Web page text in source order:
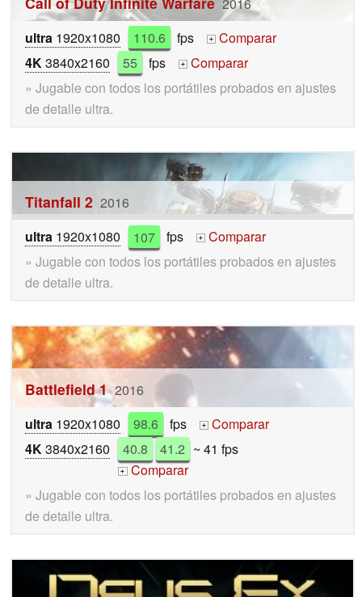
ultra 1920x1080 110.6 fps +
Comparar
4K3840x2160 55 fps +
Comparar
» Jugable con todos los portátiles probados en ajustes
de detalle ultra.
Titanfall 2 2016
ultra 1920x1080 107 fps +
Comparar
» Jugable con todos los portátiles probados en ajustes
de detalle ultra.
Battlefield 1 2016
ultra 1920x1080 98.6 fps +
Comparar
4K3840x2160 40.8 41.2 ~ 41 fps
+ Comparar
» Jugable con todos los portátiles probados en ajustes
de detalle ultra.